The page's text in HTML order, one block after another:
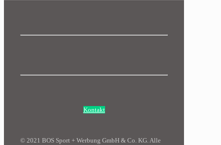
Kontakt
© 2021 BOS Sport + Werbung GmbH & Co. KG. Alle